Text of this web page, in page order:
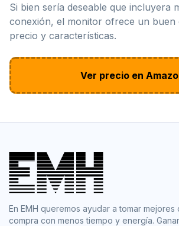
Si bien sería deseable que incluyera
conexión, el monitor ofrece un buen
precio y características.
Ver precio en
En EMH queremos ayudar a tomar
compra con menos tiempo y energía.